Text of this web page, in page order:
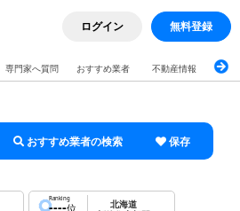
ログイン 無料登録
専門家へ質問 おすすめ業者 不動産情報 ブログ
おすすめ業者の検索 保存
Ranking
----位
北海道